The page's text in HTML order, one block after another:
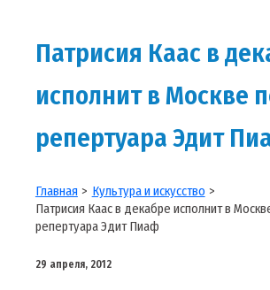
Патрисия Каас в
исполнит в Москве
репертуара Эдит
Главная
Культура и искусство
Патрисия Каас в декабре исполнит в
репертуара Эдит Пиаф
29 апреля, 2012